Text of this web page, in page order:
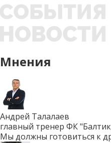
Мнения
Андрей Талалаев
главный тренер ФК
Мы должны готовиться к